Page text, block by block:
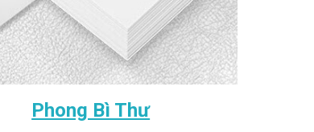
Phong Bì Thư